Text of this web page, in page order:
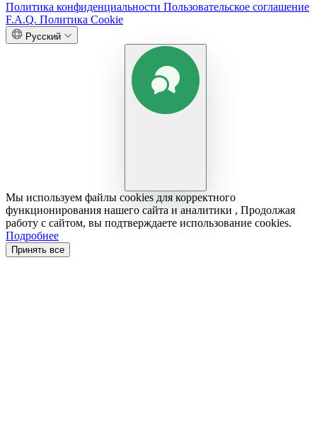
Политика конфиденциальности Пользовательское соглашение
F.A.Q. Политика Cookie
Русский
Мы используем файлы cookies для корректного
функционирования нашего сайта и аналитики , Продолжая
работу с сайтом, вы подтверждаете использование cookies.
Подробнее
Принять все